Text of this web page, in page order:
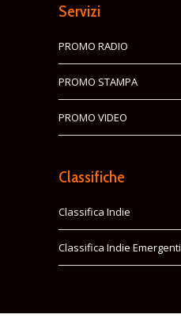
Servizi
PROMO RADIO
PROMO STAMPA
PROMO VIDEO
Classifiche
Classifica Indie
Classifica Indie Emergenti